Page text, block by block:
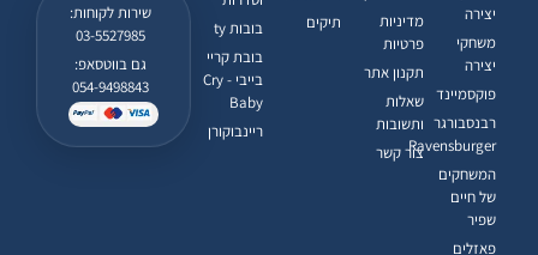
שירות לקוחות:
03-5527985
גם בווטסאפ:
054-9498843
תיקים
בובות ty
בובת קריי
בייבי - Cry
Baby
ריינבוקורן
יצירה
משחקי
יצירה
פוקסמיינד
רבנסבורגר
Ravensburger
המשחקים
של חיים
שפיר
פאזלים
מדיניות
פרטיות
תקנון אתר
שאלות
ותשובות
צור קשר